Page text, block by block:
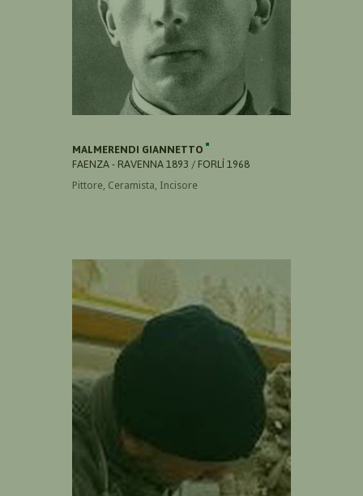
MALMERENDI GIANNETTO
FAENZA - RAVENNA 1893 / FORLÌ 1968
Pittore, Ceramista, Incisore